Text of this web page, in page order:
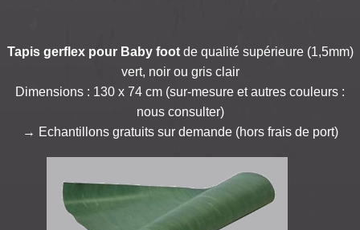
Tapis gerflex pour Baby footde qualité supérieure (1,5mm)
vert, noir ou gris clair
Dimensions : 130 x 74 cm (sur-mesure et autres couleurs :
nous consulter)
→ Echantillons gratuits sur demande (hors frais de port)